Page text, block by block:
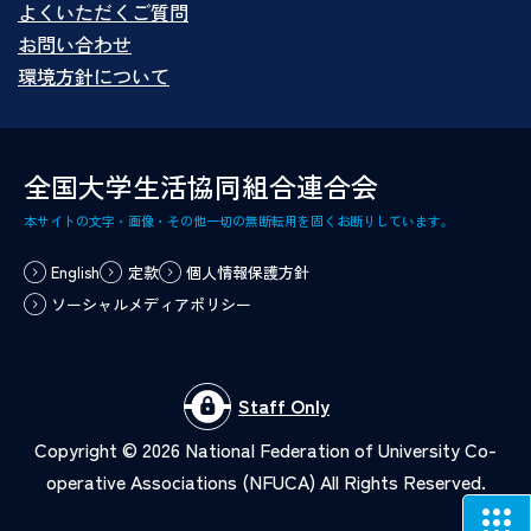
よくいただくご質問
お問い合わせ
環境方針について
English 定款
個人情報保護方針
ソーシャルメディアポリシー
全国大学生活協同組合連合会
本サイトの文字・画像・その他一切の無断転用を固くお断りしています。
Staff Only
Copyright © 2026 National Federation of University Co-
operative Associations (NFUCA) All Rights Reserved.